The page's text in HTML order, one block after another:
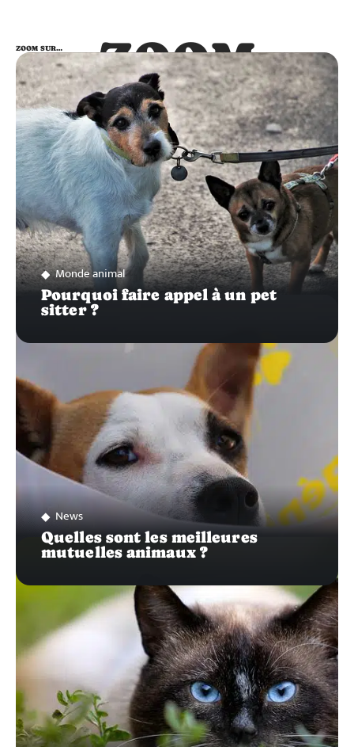
ZOOM
SUR…
ZOOM SUR…
Monde animal
Pourquoi faire appel à un pet
sitter ?
News
Quelles sont les meilleures
mutuelles animaux ?